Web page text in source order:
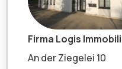
Firma Logis
An der Ziegelei 10